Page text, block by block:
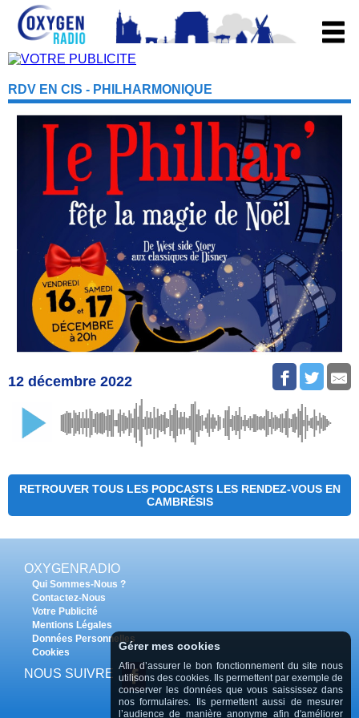
RDV EN CIS - PHILHARMONIQUE
12 décembre 2022
RETROUVER TOUS LES PODCASTS LES RENDEZ-VOUS EN
CAMBRÉSIS
OXYGENRADIO
Qui Sommes-Nous ?
Contactez-Nous
Votre Publicité
Mentions Légales
Données Personnelles
Cookies
NOUS SUIVRE
Gérer mes cookies
Afin d’assurer le bon fonctionnement du site nous
utilisons des cookies. Ils permettent par exemple de
conserver les données que vous saississez dans
nos formulaires. Ils permettent aussi de mesurer
l’audience de manière anonyme afin d'améliorer